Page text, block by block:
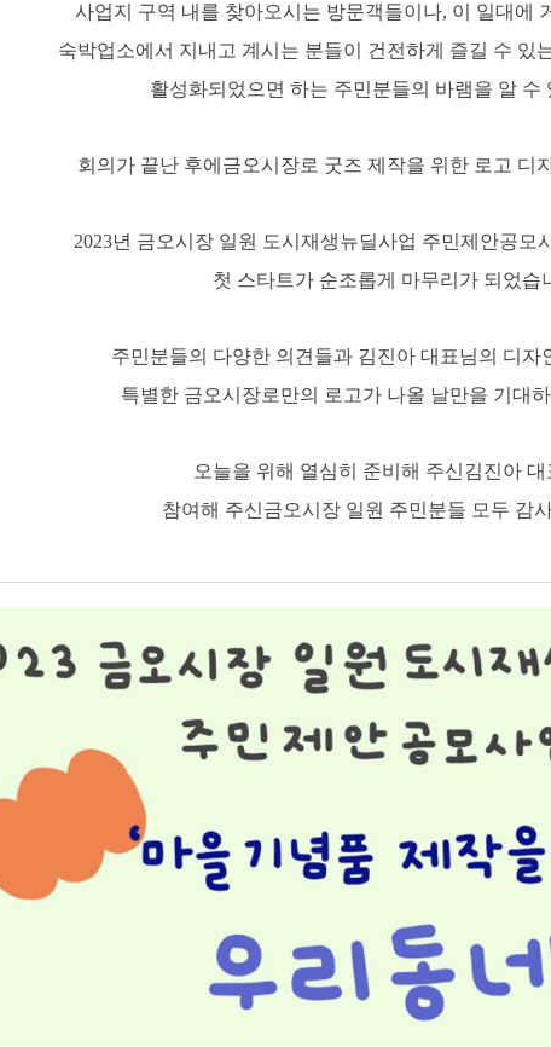
사업지 구역 내를 찾아오시는 방문객들이나, 이 일대에
숙박업소에서 지내고 계시는 분들이 건전하게 즐길 수 있
활성화되었으면 하는 주민분들의 바램을 알 수
회의가 끝난 후에금오시장로 굿즈 제작을 위한 로고 디
2023년 금오시장 일원 도시재생뉴딜사업 주민제안공모
첫 스타트가 순조롭게 마무리가 되었습
주민분들의 다양한 의견들과 김진아 대표님의 디자
특별한 금오시장로만의 로고가 나올 날만을 기대
오늘을 위해 열심히 준비해 주신김진아 대
참여해 주신금오시장 일원 주민분들 모두 감